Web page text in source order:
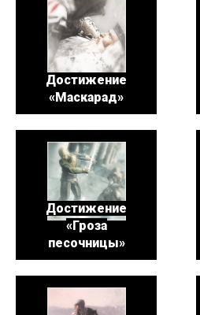
Достижение
«Маскарад»
Достижение
«Гроза
песочницы»